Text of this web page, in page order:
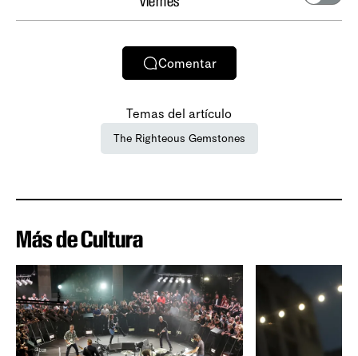
Comentar
Temas del artículo
The Righteous Gemstones
Más de Cultura